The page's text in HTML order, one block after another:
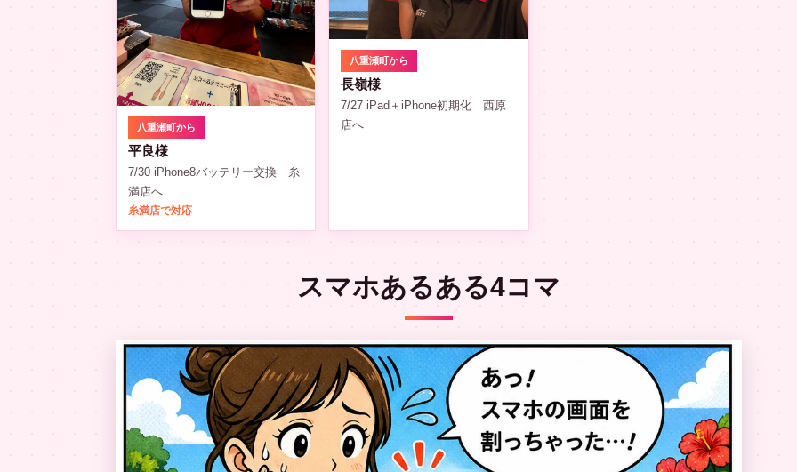
八重瀬町から
平良様
7/30 iPhone8バッテリー交換 糸
満店へ
糸満店で対応
八重瀬町から
長嶺様
7/27 iPad＋iPhone初期化 西原
店へ
スマホあるある4コマ